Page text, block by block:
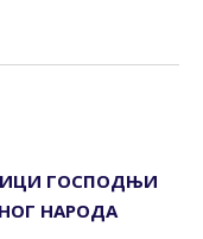
ГОСПОДЊИ
НАРОДА